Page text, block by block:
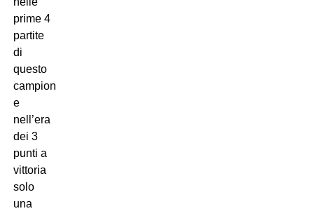
prime 4
partite
di
questo
campionato
e
nell’era
dei 3
punti a
vittoria
solo
una